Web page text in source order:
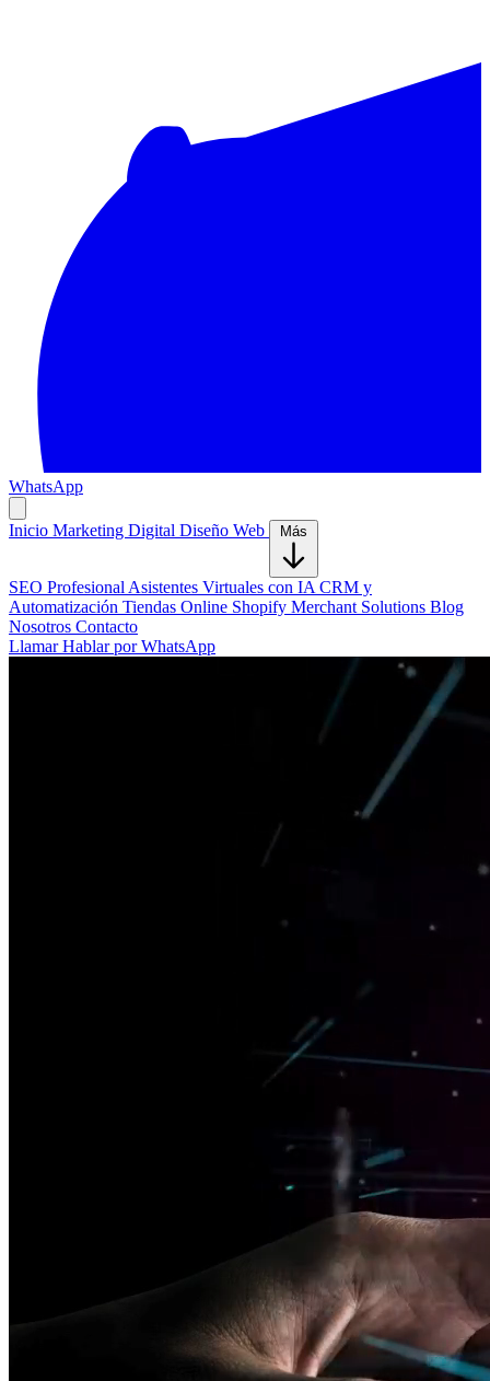
WhatsApp
Inicio Marketing Digital Diseño Web
SEO Profesional Asistentes Virtuales con IA CRM y
Automatización Tiendas Online Shopify Merchant Solutions Blog
Nosotros Contacto
LlamarHablar por WhatsApp